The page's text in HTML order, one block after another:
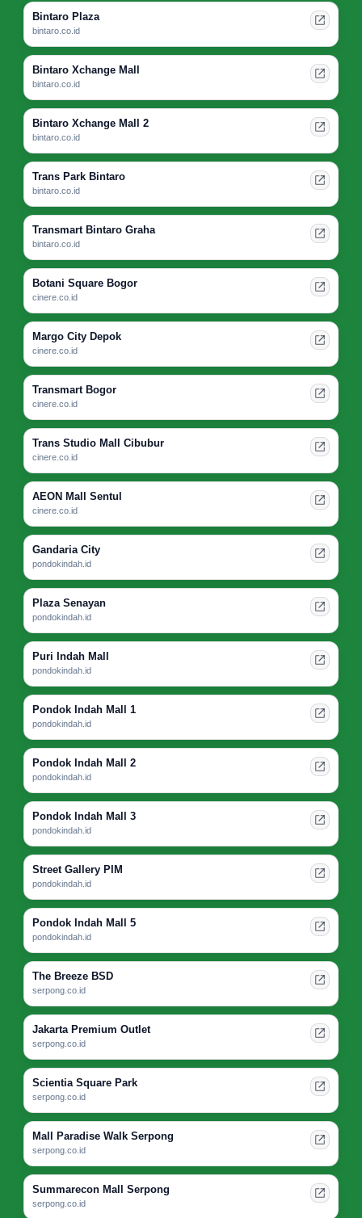
Bintaro Plaza
bintaro.co.id
Bintaro Xchange Mall
bintaro.co.id
Bintaro Xchange Mall 2
bintaro.co.id
Trans Park Bintaro
bintaro.co.id
Transmart Bintaro Graha
bintaro.co.id
Botani Square Bogor
cinere.co.id
Margo City Depok
cinere.co.id
Transmart Bogor
cinere.co.id
Trans Studio Mall Cibubur
cinere.co.id
AEON Mall Sentul
cinere.co.id
Gandaria City
pondokindah.id
Plaza Senayan
pondokindah.id
Puri Indah Mall
pondokindah.id
Pondok Indah Mall 1
pondokindah.id
Pondok Indah Mall 2
pondokindah.id
Pondok Indah Mall 3
pondokindah.id
Street Gallery PIM
pondokindah.id
Pondok Indah Mall 5
pondokindah.id
The Breeze BSD
serpong.co.id
Jakarta Premium Outlet
serpong.co.id
Scientia Square Park
serpong.co.id
Mall Paradise Walk Serpong
serpong.co.id
Summarecon Mall Serpong
serpong.co.id